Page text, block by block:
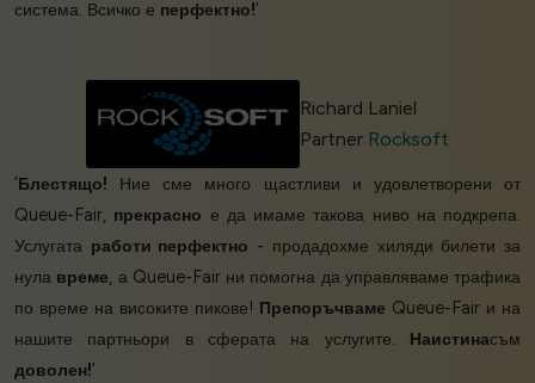
система. Всичко е перфектно!’
Richard Laniel
Partner Rocksoft
‘Блестящо! Ние сме много щастливи и удовлетворени от
Queue-Fair, прекрасно е да имаме такова ниво на подкрепа.
Услугата работи перфектно - продадохме хиляди билети за
нула време , а Queue-Fair ни помогна да управляваме трафика
по време на високите пикове! Препоръчваме Queue-Fair и на
нашите партньори в сферата на услугите. Наистинасъм
доволен!’